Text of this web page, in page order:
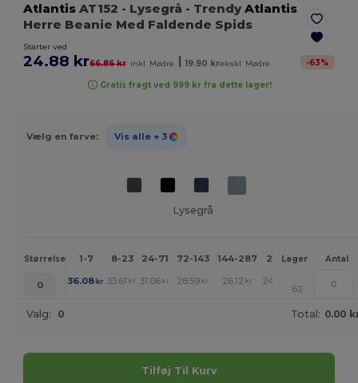
Atlantis AT152 - Lysegrå - TrendyAtlantis
Herre Beanie Med Faldende Spids
Starter ved
24.88 kr66.86 kr inkl. Mødre 19.90 krekskl. Mødre -63%
Gratis fragt ved 999 kr fra dette lager!
Vælg en farve: Vis alle + 3
Lysegrå
Størrelse 1-7 8-23 24-71 72-143 144-287 288 + Mere
Lager Antal
0 36.08kr 33.61 kr 31.06 kr 28.59 kr 26.12 kr 24.88
62
Valg: 0 Total: 0.00
Tilføj Til Kurv